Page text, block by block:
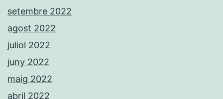
setembre 2022
agost 2022
juliol 2022
juny 2022
maig 2022
abril 2022